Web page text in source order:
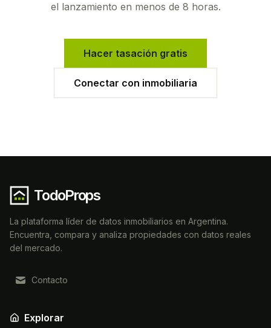
el lanzamiento en menos de 8 horas.
Hacer tasación gratis
Conectar con inmobiliaria
TodoProps
La plataforma líder de datos inmobiliarios en Argentina.
Encuentra, compara y analiza propiedades con datos reales
del mercado.
Contacto
Explorar